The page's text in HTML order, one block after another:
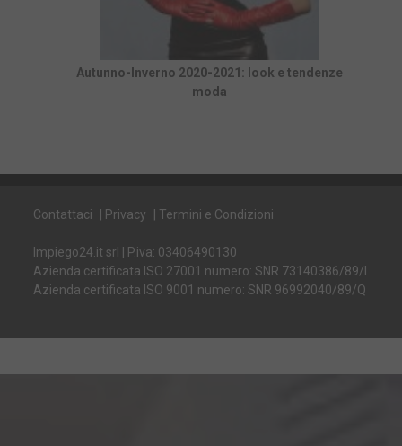
Autunno-Inverno 2020-2021: look e tendenze
moda
Contattaci Privacy Termini e Condizioni
Impiego24.it srl | P.iva: 03406490130
Azienda certificata ISO 27001 numero: SNR 73140386/89/I
Azienda certificata ISO 9001 numero: SNR 96992040/89/Q